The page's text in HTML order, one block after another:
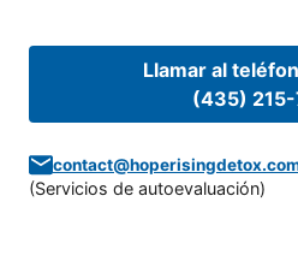
Llamar al
(435)
(Servicios de autoevaluación)